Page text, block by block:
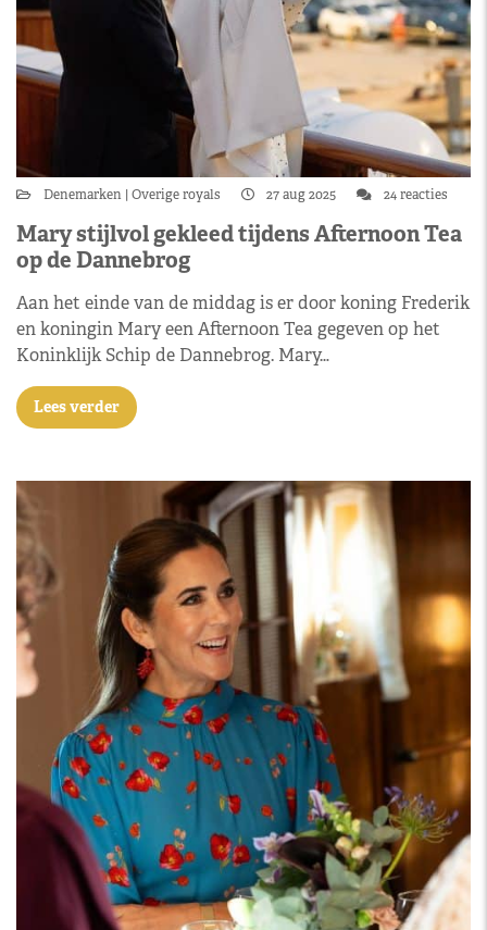
Denemarken Overige royals 27 aug 2025 24 reacties
Mary stijlvol gekleed tijdens Afternoon Tea
op de Dannebrog
Aan het einde van de middag is er door koning Frederik
en koningin Mary een Afternoon Tea gegeven op het
Koninklijk Schip de Dannebrog. Mary…
Lees verder